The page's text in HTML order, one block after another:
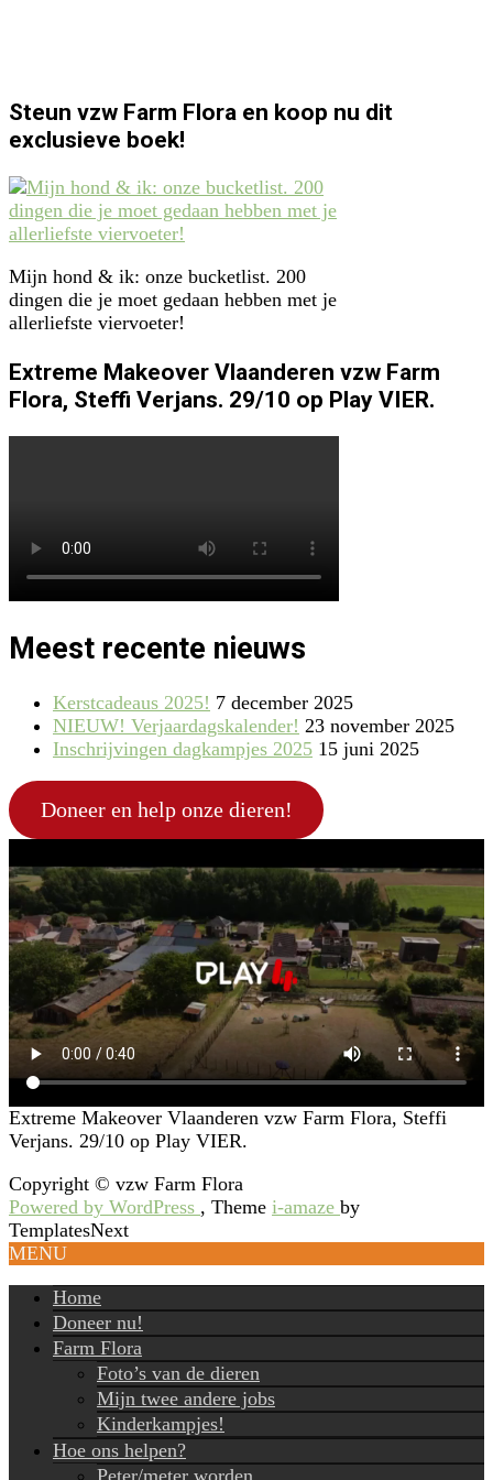
Steun vzw Farm Flora en koop nu dit
exclusieve boek!
Mijn hond & ik: onze bucketlist. 200
dingen die je moet gedaan hebben met je
allerliefste viervoeter!
Extreme Makeover Vlaanderen vzw Farm
Flora, Steffi Verjans. 29/10 op Play VIER.
Meest recente nieuws
Kerstcadeaus 2025! 7 december 2025
NIEUW! Verjaardagskalender! 23 november 2025
Inschrijvingen dagkampjes 2025 15 juni 2025
Doneer en help onze dieren!
Extreme Makeover Vlaanderen vzw Farm Flora, Steffi
Verjans. 29/10 op Play VIER.
Copyright © vzw Farm Flora
Powered by WordPress , Theme i-amaze by
TemplatesNext
MENU
Home
Doneer nu!
Farm Flora
Foto’s van de dieren
Mijn twee andere jobs
Kinderkampjes!
Hoe ons helpen?